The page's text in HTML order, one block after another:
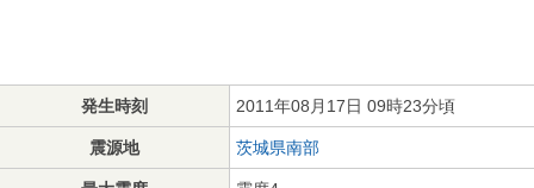
発生時刻 2011年08月17日 09時23分頃
震源地 茨城県南部